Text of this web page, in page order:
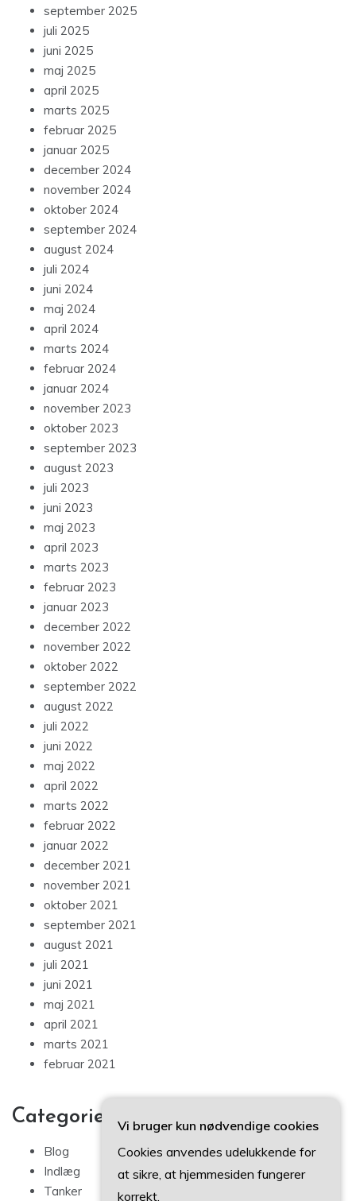
september 2025
juli 2025
juni 2025
maj 2025
april 2025
marts 2025
februar 2025
januar 2025
december 2024
november 2024
oktober 2024
september 2024
august 2024
juli 2024
juni 2024
maj 2024
april 2024
marts 2024
februar 2024
januar 2024
november 2023
oktober 2023
september 2023
august 2023
juli 2023
juni 2023
maj 2023
april 2023
marts 2023
februar 2023
januar 2023
december 2022
november 2022
oktober 2022
september 2022
august 2022
juli 2022
juni 2022
maj 2022
april 2022
marts 2022
februar 2022
januar 2022
december 2021
november 2021
oktober 2021
september 2021
august 2021
juli 2021
juni 2021
maj 2021
april 2021
marts 2021
februar 2021
Categories
Blog
Indlæg
Tanker
Vi bruger kun nødvendige cookies
Cookies anvendes udelukkende for
at sikre, at hjemmesiden fungerer
korrekt.